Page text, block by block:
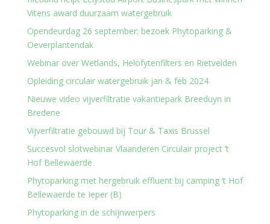
Vitens award duurzaam watergebruik
Opendeurdag 26 september; bezoek Phytoparking &
Oeverplantendak
Webinar over Wetlands, Helofytenfilters en Rietvelden
Opleiding circulair watergebruik jan & feb 2024
Nieuwe video vijverfiltratie vakantiepark Breeduyn in
Bredene
Vijverfiltratie gebouwd bij Tour & Taxis Brussel
Succesvol slotwebinar Vlaanderen Circulair project ’t
Hof Bellewaerde
Phytoparking met hergebruik effluent bij camping ’t Hof
Bellewaerde te Ieper (B)
Phytoparking in de schijnwerpers